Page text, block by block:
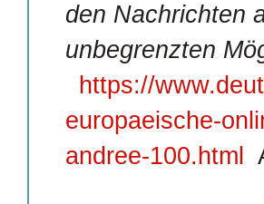
den Nachrichten
unbegrenzten
https://
europaeische-
andree-100.html